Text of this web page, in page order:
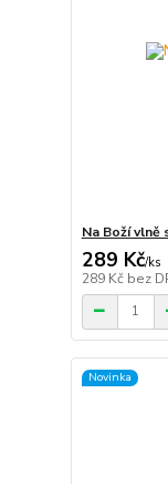
Na Boží
289 Kč/ks
289 Kč bez
Novinka